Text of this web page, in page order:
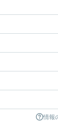
情報